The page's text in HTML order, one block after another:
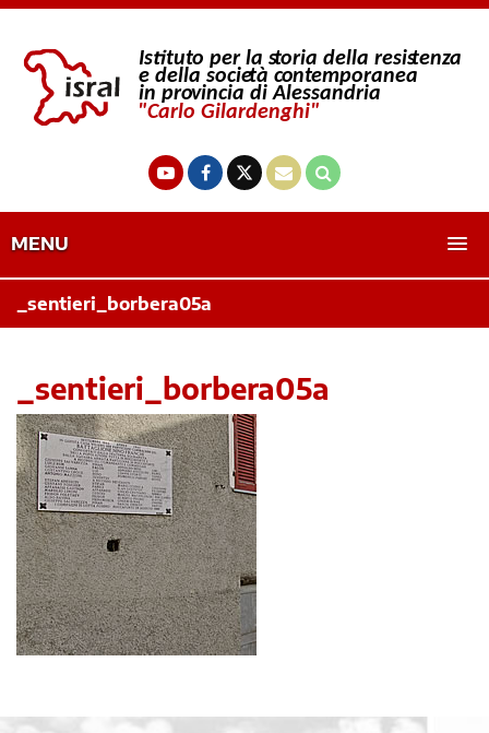
MENU
_sentieri_borbera05a
_sentieri_borbera05a